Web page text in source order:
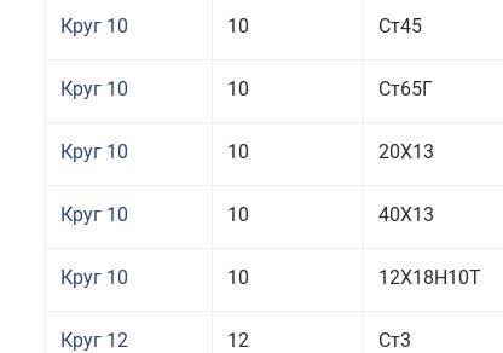
Круг 10 10 Ст45
Круг 10 10 Ст65Г
Круг 10 10 20Х13
Круг 10 10 40Х13
Круг 10 10 12Х18Н10Т
Круг 12 12 Ст3